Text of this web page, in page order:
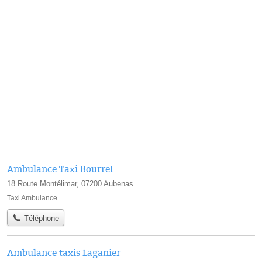
Ambulance Taxi Bourret
18 Route Montélimar, 07200 Aubenas
Taxi Ambulance
Téléphone
Ambulance taxis Laganier